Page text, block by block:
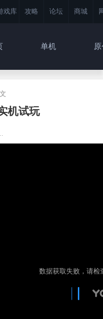
戏库 攻略 论坛 商城
单机
机试玩